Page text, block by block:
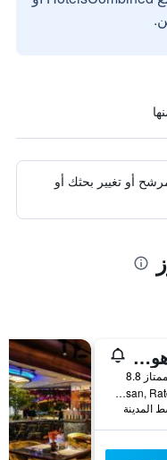
أو تغيير بحثك أو
ذا بيركيلي هوتل براتونام
ممتاز 8.8
559 Ratcharaprarop Rd., Makkasan, Ratchathewi, Ba, بانكوك, تايلاند